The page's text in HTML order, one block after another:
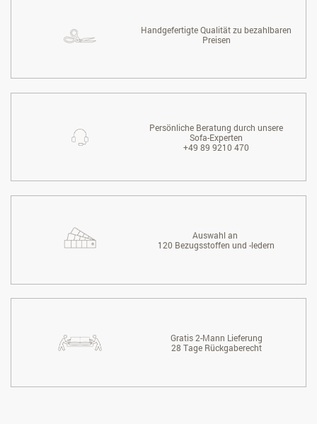
Handgefertigte Qualität zu bezahlbaren
Preisen
Persönliche Beratung durch unsere
Sofa-Experten
+49 89 9210 470
Auswahl an
120 Bezugsstoffen und -ledern
Gratis 2-Mann Lieferung
28 Tage Rückgaberecht